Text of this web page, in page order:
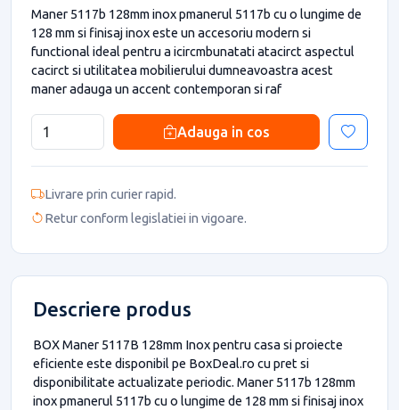
Maner 5117b 128mm inox pmanerul 5117b cu o lungime de
128 mm si finisaj inox este un accesoriu modern si
functional ideal pentru a icircmbunatati atacirct aspectul
cacirct si utilitatea mobilierului dumneavoastra acest
maner adauga un accent contemporan si raf
Adauga in cos
Livrare prin curier rapid.
Retur conform legislatiei in vigoare.
Descriere produs
BOX Maner 5117B 128mm Inox pentru casa si proiecte
eficiente este disponibil pe BoxDeal.ro cu pret si
disponibilitate actualizate periodic. Maner 5117b 128mm
inox pmanerul 5117b cu o lungime de 128 mm si finisaj inox